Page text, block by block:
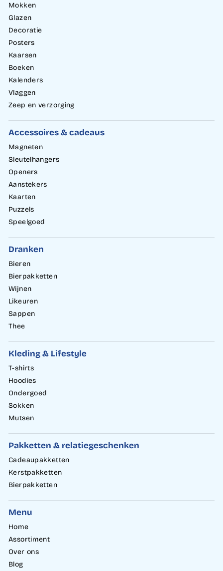
Mokken
Glazen
Decoratie
Posters
Kaarsen
Boeken
Kalenders
Vlaggen
Zeep en verzorging
Accessoires & cadeaus
Magneten
Sleutelhangers
Openers
Aanstekers
Kaarten
Puzzels
Speelgoed
Dranken
Bieren
Bierpakketten
Wijnen
Likeuren
Sappen
Thee
Kleding & Lifestyle
T-shirts
Hoodies
Ondergoed
Sokken
Mutsen
Pakketten & relatiegeschenken
Cadeaupakketten
Kerstpakketten
Bierpakketten
Menu
Home
Assortiment
Over ons
Blog